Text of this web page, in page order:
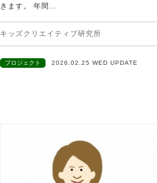
きます。 年間...
キッズクリエイティブ研究所
プロジェクト 2026.02.25 WED UPDATE